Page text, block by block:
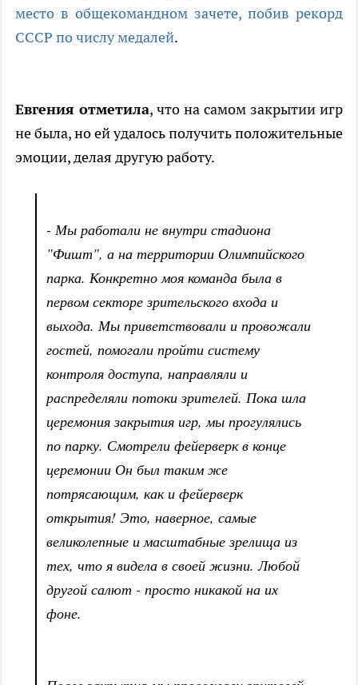
место в общекомандном зачете, побив рекорд
СССР по числу медалей.
Евгения отметила, что на самом закрытии игр
не была, но ей удалось получить положительные
эмоции, делая другую работу.
- Мы работали не внутри стадиона
"Фишт", а на территории Олимпийского
парка. Конкретно моя команда была в
первом секторе зрительского входа и
выхода. Мы приветствовали и провожали
гостей, помогали пройти систему
контроля доступа, направляли и
распределяли потоки зрителей. Пока шла
церемония закрытия игр, мы прогулялись
по парку. Смотрели фейерверк в конце
церемонии Он был таким же
потрясающим, как и фейерверк
открытия! Это, наверное, самые
великолепные и масштабные зрелища из
тех, что я видела в своей жизни. Любой
другой салют - просто никакой на их
фоне.